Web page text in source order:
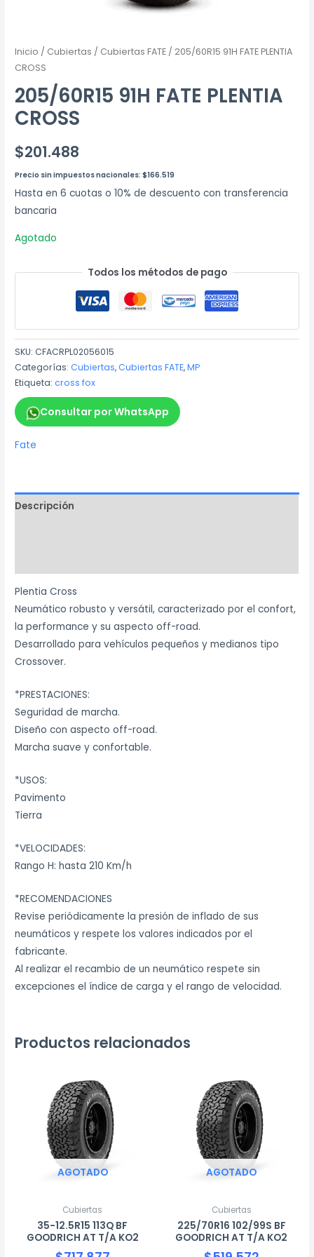
Inicio / Cubiertas / Cubiertas FATE / 205/60R15 91H FATE PLENTIA
CROSS
205/60R15 91H FATE PLENTIA
CROSS
$201.488
Precio sin impuestos nacionales:$166.519
Hasta en 6 cuotas o 10% de descuento con transferencia
bancaria
Agotado
Todos los métodos de pago
SKU:CFACRPL02056015
Categorías:Cubiertas,Cubiertas FATE,MP
Etiqueta:cross fox
Consultar por WhatsApp
Fate
Descripción
Plentia Cross
Neumático robusto y versátil, caracterizado por el confort,
la performance y su aspecto off-road.
Desarrollado para vehículos pequeños y medianos tipo
Crossover.
*PRESTACIONES:
Seguridad de marcha.
Diseño con aspecto off-road.
Marcha suave y confortable.
*USOS:
Pavimento
Tierra
*VELOCIDADES:
Rango H: hasta 210 Km/h
*RECOMENDACIONES
Revise periódicamente la presión de inflado de sus
neumáticos y respete los valores indicados por el
fabricante.
Al realizar el recambio de un neumático respete sin
excepciones el índice de carga y el rango de velocidad.
Productos relacionados
AGOTADO
Cubiertas
35-12.5R15 113Q BF
GOODRICH AT T/A KO2
AGOTADO
Cubiertas
225/70R16 102/99S BF
GOODRICH AT T/A KO2